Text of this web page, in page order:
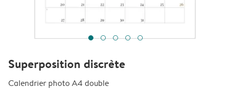
Superposition discrète
Calendrier photo A4 double